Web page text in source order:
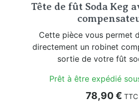
Tête de fût Soda Keg
Cette pièce vous permet
directement un robinet
sortie de votre fût
Prêt à être expédié
Prix
78,90 € TTC